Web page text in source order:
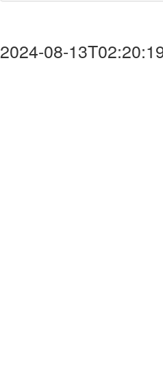
2024-08-